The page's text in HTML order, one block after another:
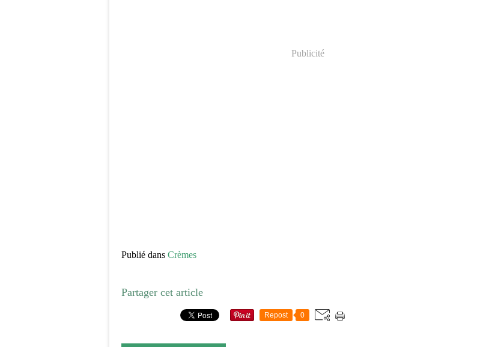
Publicité
Publié dans Crèmes
Partager cet article
Repost 0